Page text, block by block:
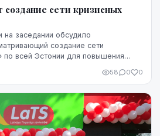
создание сети кризисных
на заседании обсудило
создание сети
по всей Эстонии для повышения
58 0 0